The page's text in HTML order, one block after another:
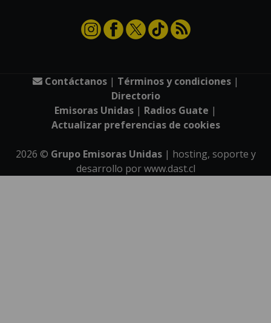
Contáctanos| Términos y condiciones|
Directorio
Emisoras Unidas | Radios Guate |
Actualizar preferencias de cookies
2026 © Grupo Emisoras Unidas| hosting, soporte y
desarrollo porwww.dast.cl